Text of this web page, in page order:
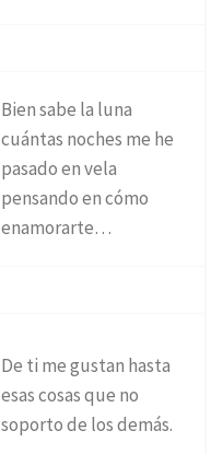
Bien sabe la luna
cuántas noches me he
pasado en vela
pensando en cómo
enamorarte…
De ti me gustan hasta
esas cosas que no
soporto de los demás.